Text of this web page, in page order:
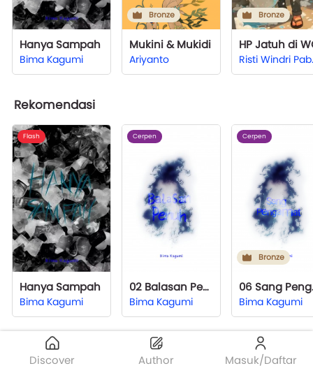
Discover Author Masuk/Daftar
Hanya Sampah
Bima Kagumi
Bronze
Mukini & Mukidi
Ariyanto
Bronze
HP Jatuh di
Rekomendasi
Flash
Hanya Sampah
Bima Kagumi
Cerpen
02 Balasan Penuh
Bima Kagumi
Cerpen
Bronze
06
Bima Kagumi